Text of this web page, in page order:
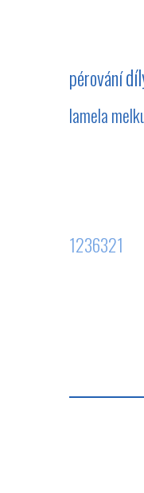
pérování
lamela
1236321